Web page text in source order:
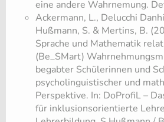
eine andere Wahrnemung.
Ackermann, L., Delucchi
Hußmann, S. & Mertins, B.
Sprache und Mathematik
(Be_SMart)
begabter Schülerinnen und
psycholinguistischer und
Perspektive. In: DoProfiL –
für inklusionsorientierte